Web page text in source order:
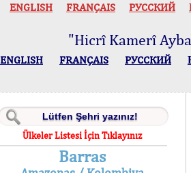
ENGLISH FRANÇAIS РУССКИЙ
"Hicrî Kamerî
ENGLISH FRANÇAIS РУССКИЙ
Ülkeler Listesi İçin Tıklayınız
Barras